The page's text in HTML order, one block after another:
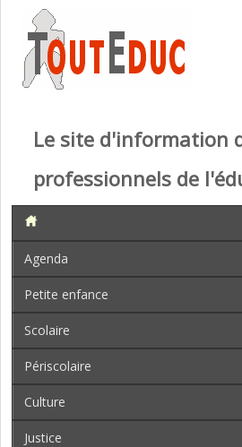
Le site d'information
professionnels de
Agenda
Petite enfance
Scolaire
Périscolaire
Culture
Justice